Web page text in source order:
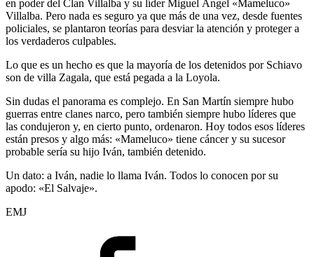
en poder del Clan Villalba y su líder Miguel Ángel «Mameluco»
Villalba. Pero nada es seguro ya que más de una vez, desde fuentes
policiales, se plantaron teorías para desviar la atención y proteger a
los verdaderos culpables.
Lo que es un hecho es que la mayoría de los detenidos por Schiavo
son de villa Zagala, que está pegada a la Loyola.
Sin dudas el panorama es complejo. En San Martín siempre hubo
guerras entre clanes narco, pero también siempre hubo líderes que
las condujeron y, en cierto punto, ordenaron. Hoy todos esos líderes
están presos y algo más: «Mameluco» tiene cáncer y su sucesor
probable sería su hijo Iván, también detenido.
Un dato: a Iván, nadie lo llama Iván. Todos lo conocen por su
apodo: «El Salvaje».
EMJ